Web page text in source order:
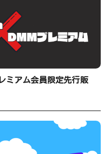
ミアム会員限定先行販